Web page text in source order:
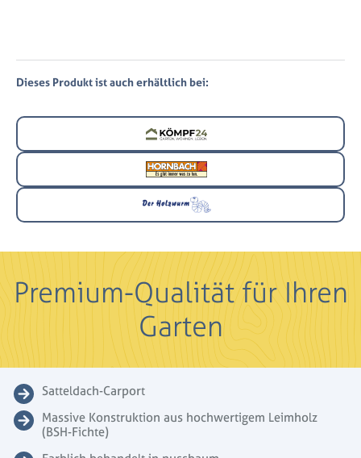
Dieses Produkt ist auch erhältlich bei:
Premium-Qualität für Ihren
Garten
Satteldach-Carport
Massive Konstruktion aus hochwertigem Leimholz
(BSH-Fichte)